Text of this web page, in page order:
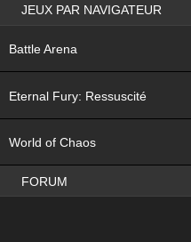
JEUX PAR NAVIGATEUR
Battle Arena
Eternal Fury: Ressuscité
World of Chaos
FORUM